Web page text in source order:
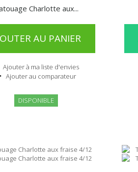
Charlotte aux...
AU PANIER
Ajouter à ma liste d'envies
Ajouter au comparateur
DISPONIBLE